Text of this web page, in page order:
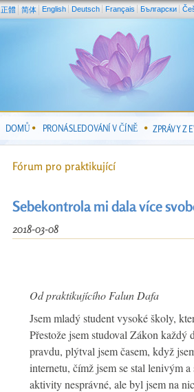
正體 简体 English Deutsch Français Български
DOMŮ PRONÁSLEDOVÁNÍ V ČÍNĚ ZPRÁVY Z
Fórum pro praktikující
Sebekontrola mi dala více
2018-03-08
Od praktikujícího Falun Dafa
Jsem mladý student vysoké školy,
Přestože jsem studoval Zákon každý
pravdu, plýtval jsem časem, když
internetu, čímž jsem se stal lenivým
aktivity nesprávné, ale byl jsem na